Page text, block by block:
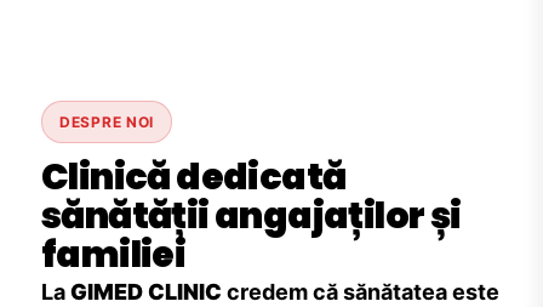
DESPRE NOI
Clinică dedicată
sănătății angajaților și
familiei
LaGIMED CLINIC credem că sănătatea este